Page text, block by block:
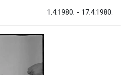
1.4.1980. - 17.4.1980.